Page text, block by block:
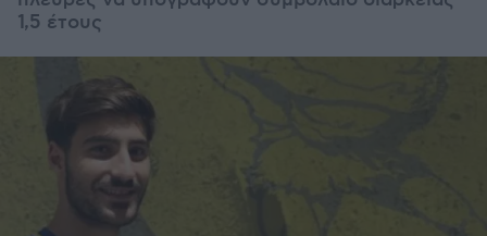
1,5 έτους